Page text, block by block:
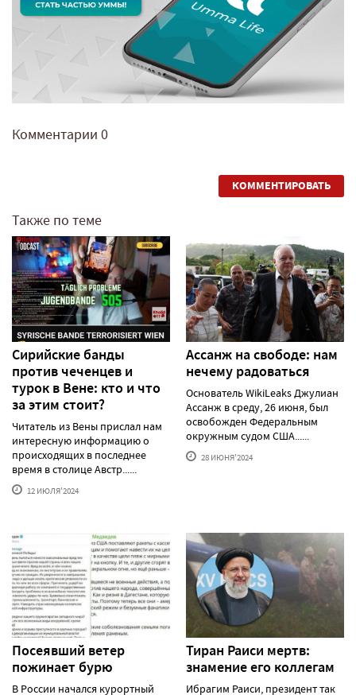
Комментарии 0
КОММЕНТИРОВАТЬ
Также по теме
Сирийские банды
против чеченцев и
турок в Вене: кто и что
за этим стоит?
Читатель из Вены прислал нам
интересную информацию о
происходящих в последнее
время в столице Австр......
12 ИЮЛЯ'2024
Ассанж на свободе: нам
нечему радоваться
Основатель WikiLeaks Джулиан
Ассанж в среду, 26 июня, был
освобожден Федеральным
окружным судом США......
28 ИЮНЯ'2024
Посеявший ветер
пожинает бурю
В России начался курортный
Тиран Раиси мертв:
знамение его коллегам
Ибрагим Раиси, президент так